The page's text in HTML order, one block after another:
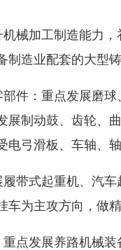
加工制造能力，
制造业配套的大型
：重点发展磨球
展制动鼓、齿轮、
电弓滑板、车轴、
式起重机、汽车
车为主攻方向，做
发展养路机械装